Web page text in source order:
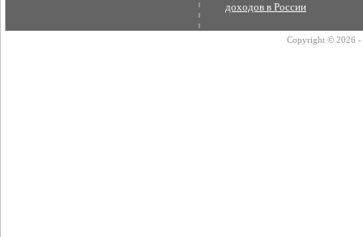
доходов в России
Copyright © 2026 -